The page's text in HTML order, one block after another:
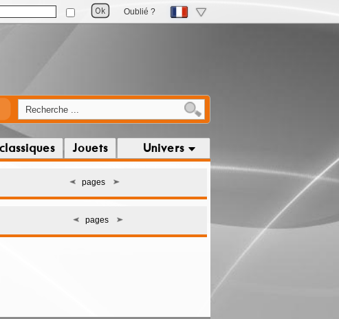
Oublié ?
classiques Jouets Univers
pages
pages